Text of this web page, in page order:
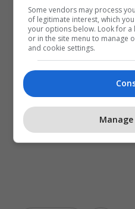
Some vendors may process
of legitimate interest, which
your options below. Look for
or in the site menu to manage
and cookie settings.